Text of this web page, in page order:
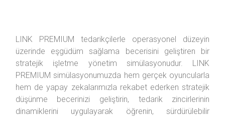
LINK PREMIUM tedarikçilerle operasyonel düzeyin
üzerinde eşgüdüm sağlama becerisini geliştiren bir
stratejik işletme yönetim simülasyonudur. LINK
PREMIUM simülasyonumuzda hem gerçek oyuncularla
hem de yapay zekalarımızla rekabet ederken stratejik
düşünme becerinizi geliştirin, tedarik zincirlerinin
dinamiklerini uygulayarak öğrenin, sürdürülebilir